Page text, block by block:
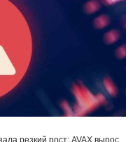
резкий рост: AVAX вырос